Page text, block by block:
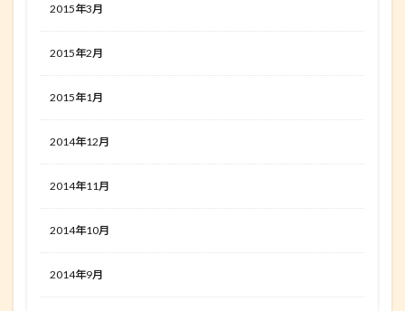
2015年3月
2015年2月
2015年1月
2014年12月
2014年11月
2014年10月
2014年9月